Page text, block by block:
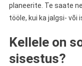
planeerite. Te saate
tööle, kui ka jalgsi- või
Kellele on
sisestus?